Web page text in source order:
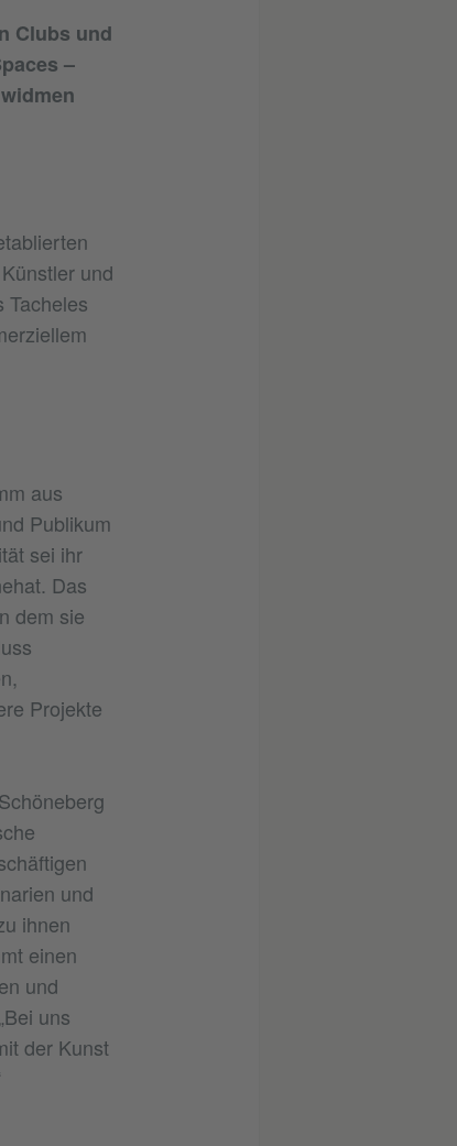
Clubs und
–
und
Tacheles
aus
Publikum
sei ihr
Das
dem sie
Projekte
und
ihnen
einen
und
uns
der Kunst